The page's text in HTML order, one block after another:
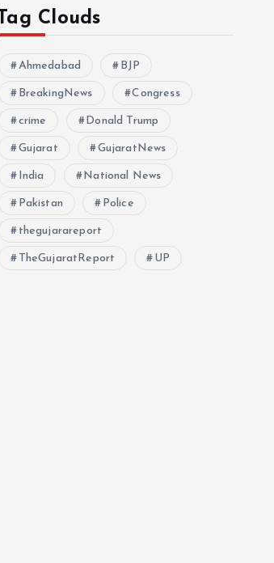
Tag Clouds
Ahmedabad BJP
BreakingNews Congress
crime Donald Trump
Gujarat GujaratNews
India National News
Pakistan Police
thegujarareport
TheGujaratReport UP